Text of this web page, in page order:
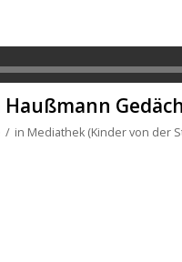
Haußmann
/ in Mediathek (Kinder von der